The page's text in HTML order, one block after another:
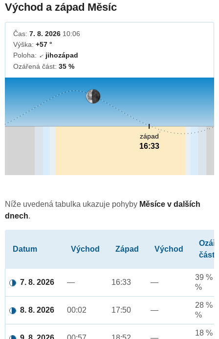
Východ a západ Měsíc
Čas: 7. 8. 2026 10:06
Výška: +57 °
Poloha: ↓jihozápad
Ozářená část: 35 %
západ
16:33
Níže uvedená tabulka ukazuje pohyby Měsíce v dalších
dnech.
Datum Východ Západ Východ
část
7. 8. 2026 — 16:33 —
39 %
%
8. 8. 2026 00:02 17:50 —
28 %
%
18 %